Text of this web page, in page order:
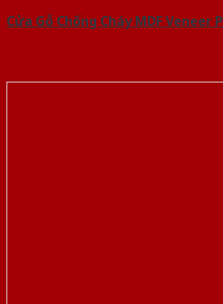
Cửa Gỗ Chống Cháy MDF Veneer